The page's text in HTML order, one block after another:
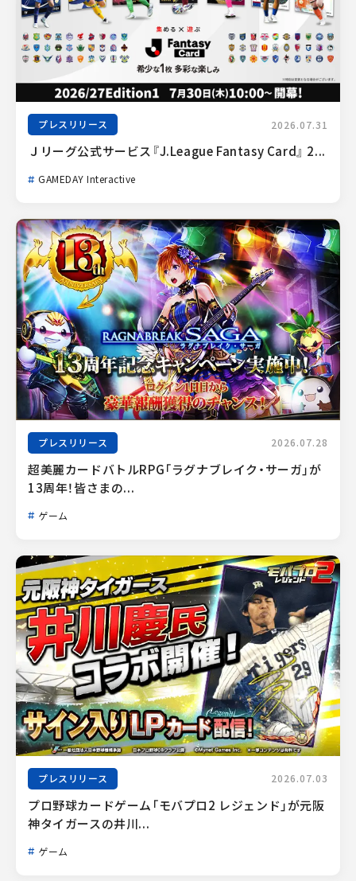
プレスリリース 2026.07.31
Ｊリーグ公式サービス『J.League Fantasy Card』 2...
GAMEDAY Interactive
プレスリリース 2026.07.28
超美麗カードバトルRPG「ラグナブレイク・サーガ」が
13周年！皆さまの...
ゲーム
プレスリリース 2026.07.03
プロ野球カードゲーム「モバプロ2 レジェンド」が元阪
神タイガースの井川...
ゲーム